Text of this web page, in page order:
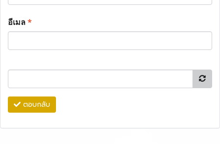
อีเมล*
ตอบกลับ